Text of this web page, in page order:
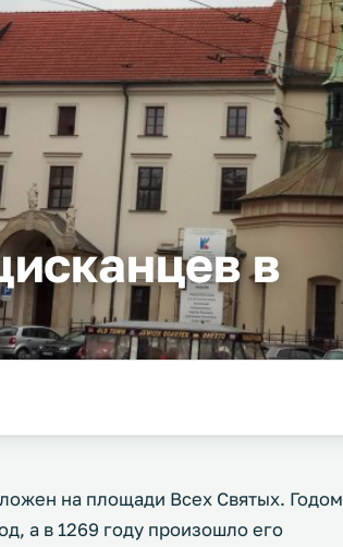
в
на площади Всех Святых. Годом
а в 1269 году произошло его